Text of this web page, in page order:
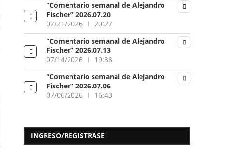
“Comentario semanal de Alejandro
Fischer” 2026.07.20
07/21/2026
20:27
“Comentario semanal de Alejandro
Fischer” 2026.07.13
07/14/2026
19:38
“Comentario semanal de Alejandro
Fischer” 2026.07.06
07/06/2026
16:43
INGRESO/REGISTRASE